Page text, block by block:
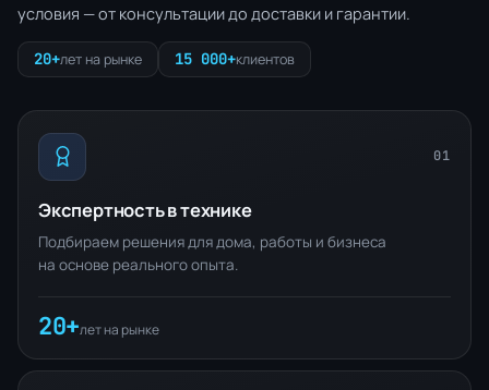
условия — от консультации до доставки и гарантии.
20+лет на рынке 15 000+клиентов
01
Экспертность в технике
Подбираем решения для дома, работы и бизнеса
на основе реального опыта.
20+лет на рынке